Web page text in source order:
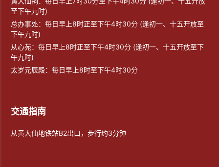
至下午九时)
总办事处：每日早上8时正至下午4时30分 (逢初一、十五开放至
下午九时)
从心苑：每日早上8时正至下午4时30分 (逢初一、十五开放至下
午九时)
太岁元辰殿：每日早上8时至下午4时30分
交通指南
从黄大仙地铁站B2出口，步行约3分钟